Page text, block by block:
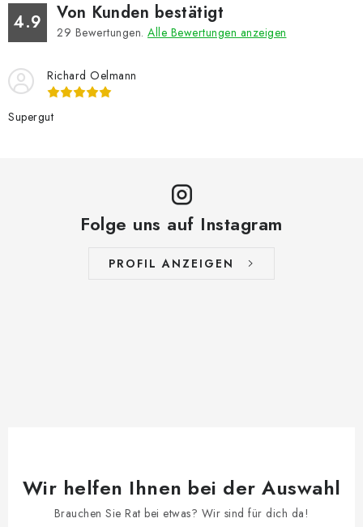
4.9 Von Kunden bestätigt
29 Bewertungen. Alle Bewertungen anzeigen
Richard Oelmann
Supergut
Folge uns auf Instagram
PROFIL ANZEIGEN
Wir helfen Ihnen bei der Auswahl
Brauchen Sie Rat bei etwas? Wir sind für dich da!